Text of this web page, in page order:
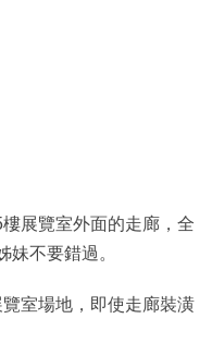
展覽室外面的走廊，全
妹不要錯過。
室場地，即使走廊裝潢